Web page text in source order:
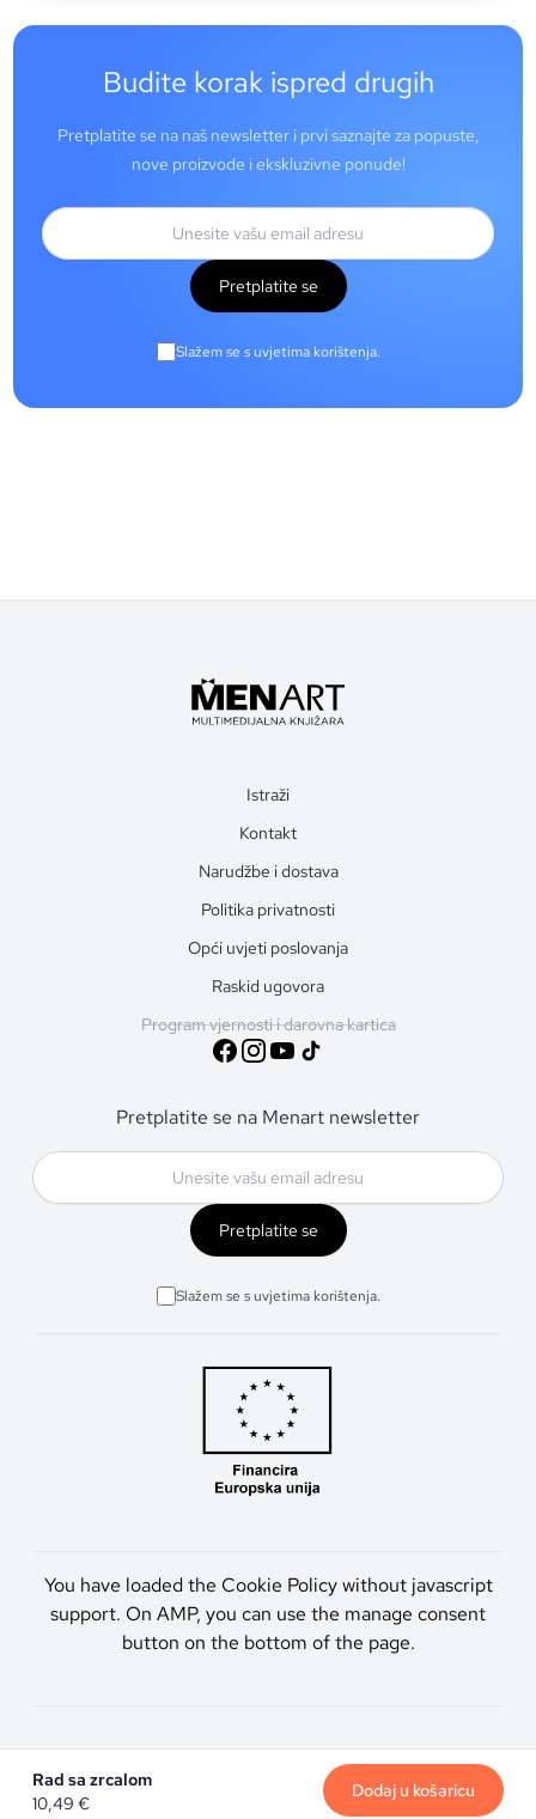
Budite korak ispred drugih
Pretplatite se na naš newsletter i prvi saznajte za popuste,
nove proizvode i ekskluzivne ponude!
Pretplatite se
Slažem se s uvjetima korištenja.
Rad sa zrcalom
10,49€
Dodaj u košaricu
Istraži
Kontakt
Narudžbe i dostava
Politika privatnosti
Opći uvjeti poslovanja
Raskid ugovora
Program vjernosti i darovna kartica
Pretplatite se na Menart newsletter
Pretplatite se
Slažem se s uvjetima korištenja.
You have loaded the Cookie Policy without javascript
support. On AMP, you can use the manage consent
button on the bottom of the page.
Artmen d.o.o. © 2026. Sva prava pridržana.